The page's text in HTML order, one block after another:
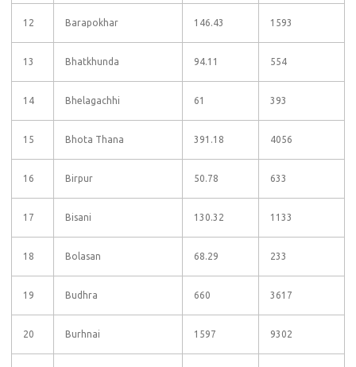
12 Barapokhar 146.43 1593
13 Bhatkhunda 94.11 554
14 Bhelagachhi 61 393
15 Bhota Thana 391.18 4056
16 Birpur 50.78 633
17 Bisani 130.32 1133
18 Bolasan 68.29 233
19 Budhra 660 3617
20 Burhnai 1597 9302